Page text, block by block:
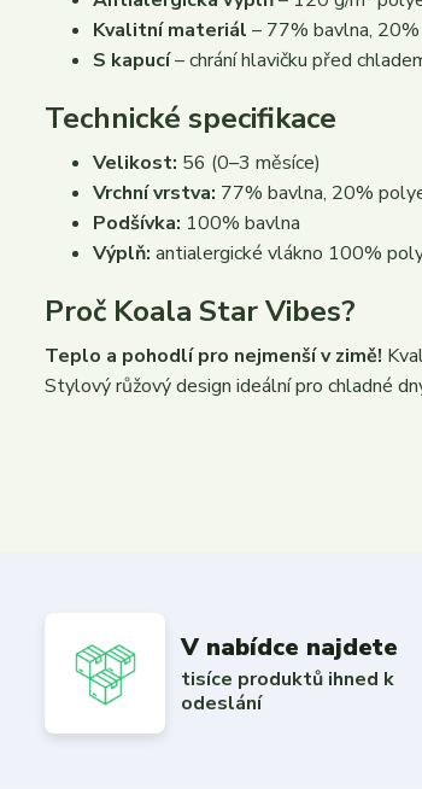
Kvalitní materiál – 77% bavlna,
S kapucí– chrání hlavičku před
Technické specifikace
Velikost: 56 (0–3 měsíce)
Vrchní vrstva: 77% bavlna, 20%
Podšívka: 100% bavlna
Výplň: antialergické vlákno 100%
Proč Koala Star Vibes?
Teplo a pohodlí pro nejmenší v zimě!
Stylový růžový design ideální pro chladné
V nabídce najdete
tisíce produktů ihned k
odeslání